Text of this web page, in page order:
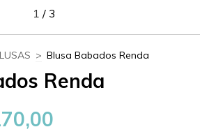
1 / 3
> Blusa Babados Renda
Renda